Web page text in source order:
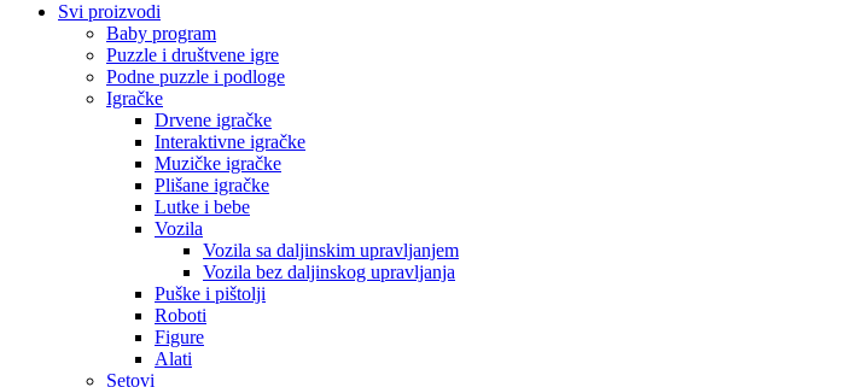
Svi proizvodi
Baby program
Puzzle i društvene igre
Podne puzzle i podloge
Igračke
Drvene igračke
Interaktivne igračke
Muzičke igračke
Plišane igračke
Lutke i bebe
Vozila
Vozila sa daljinskim upravljanjem
Vozila bez daljinskog upravljanja
Puške i pištolji
Roboti
Figure
Alati
Setovi